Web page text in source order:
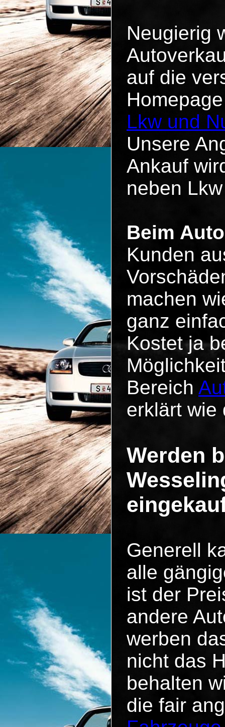
Neugierig
auf die
Lkw und
Unsere
Ankauf
neben
Beim
Kunden
machen
ganz
Kostet ja
Bereich
erklärt wie
Werden
Generell
alle
ist der
andere
werben
nicht das
behalten
die fair